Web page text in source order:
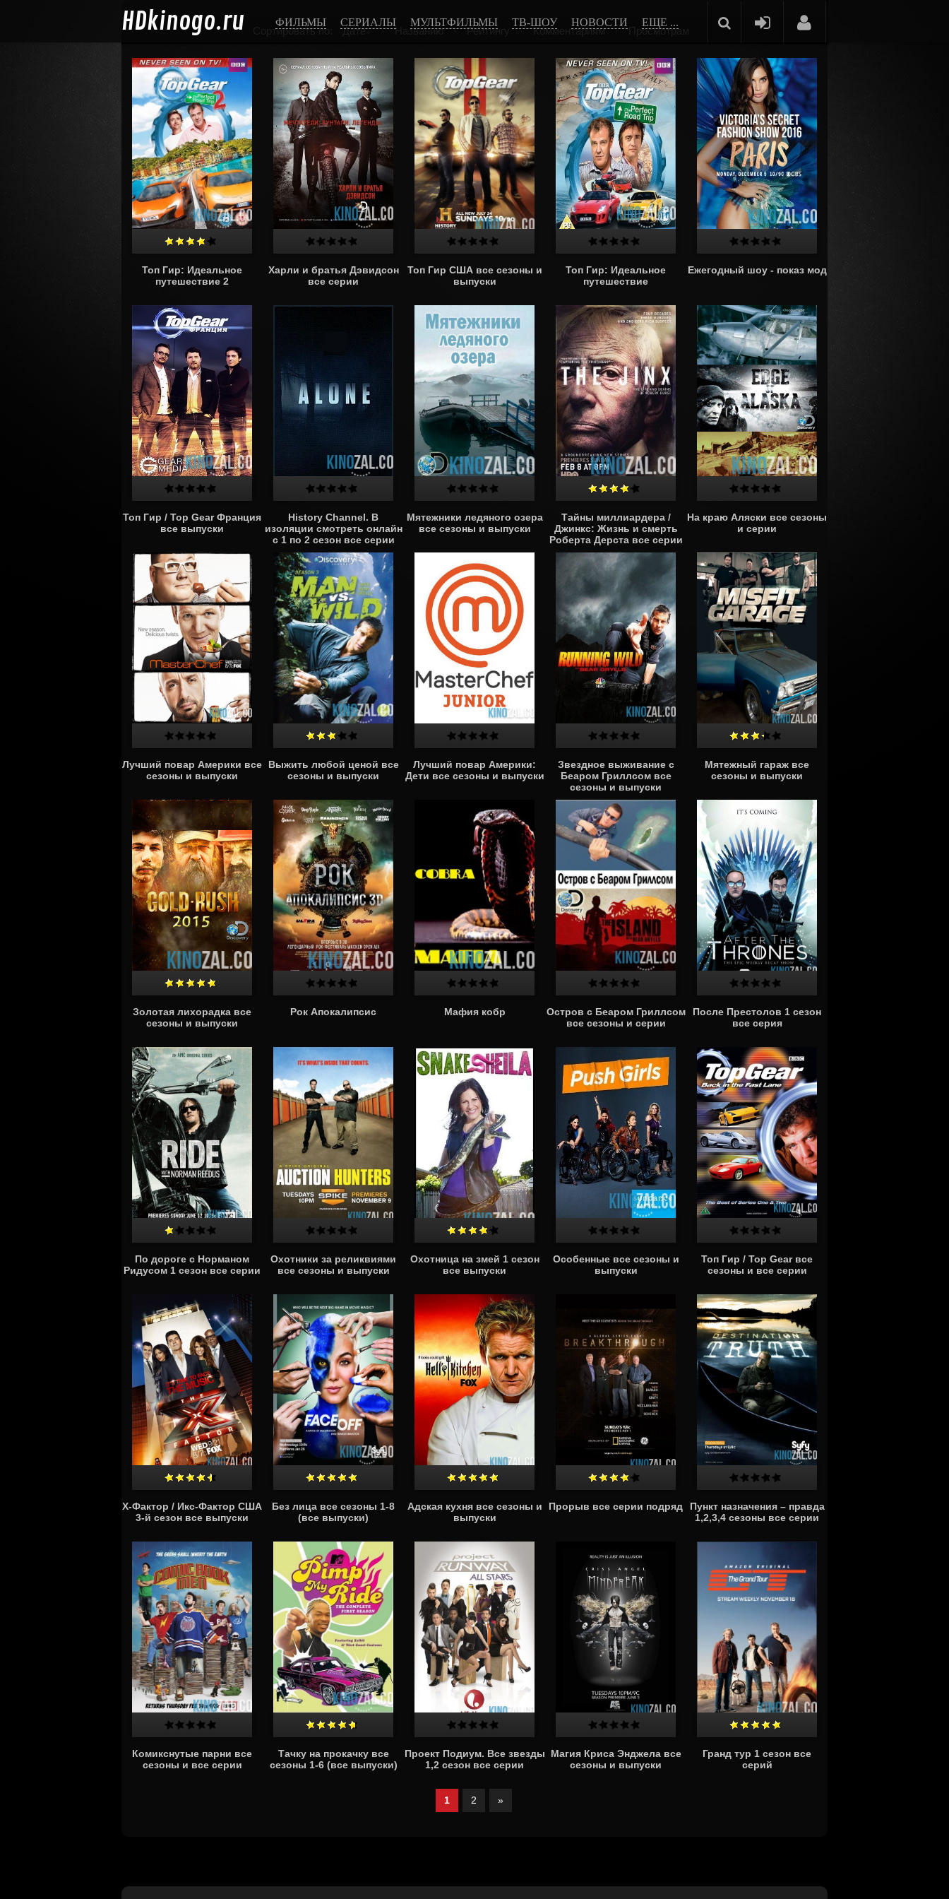
HDkinogo.ru ФИЛЬМЫ СЕРИАЛЫ МУЛЬТФИЛЬМЫ ТВ-ШОУ НОВОСТИ ЕЩЕ ...
Сортировать по: Дате · Названию · Рейтингу · Комментариям · Просмотрам
Топ Гир: Идеальное
путешествие 2
Харли и братья Дэвидсон
все серии
Топ Гир США все сезоны и
выпуски
Топ Гир: Идеальное
путешествие
Ежегодный шоу - показ мод
Топ Гир / Top Gear Франция
все выпуски
History Channel. В
изоляции смотреть онлайн
с 1 по 2 сезон все серии
Мятежники ледяного озера
все сезоны и выпуски
Тайны миллиардера /
Джинкс: Жизнь и смерть
Роберта Дерста все серии
На краю Аляски все сезоны
и серии
Лучший повар Америки все
сезоны и выпуски
Выжить любой ценой все
сезоны и выпуски
Лучший повар Америки:
Дети все сезоны и выпуски
Звездное выживание с
Беаром Гриллсом все
сезоны и выпуски
Мятежный гараж все
сезоны и выпуски
Золотая лихорадка все
сезоны и выпуски
Рок Апокалипсис Мафия кобр
Остров с Беаром Гриллсом
все сезоны и серии
После Престолов 1 сезон
все серия
По дороге с Норманом
Ридусом 1 сезон все серии
Охотники за реликвиями
все сезоны и выпуски
Охотница на змей 1 сезон
все выпуски
Особенные все сезоны и
выпуски
Топ Гир / Top Gear все
сезоны и все серии
X-Фактор / Икс-Фактор США
3-й сезон все выпуски
Без лица все сезоны 1-8
(все выпуски)
Адская кухня все сезоны и
выпуски
Прорыв все серии подряд
Пункт назначения – правда
1,2,3,4 сезоны все серии
Комикснутые парни все
сезоны и все серии
Тачку на прокачку все
сезоны 1-6 (все выпуски)
Проект Подиум. Все звезды
1,2 сезон все серии
Магия Криса Энджела все
сезоны и выпуски
Гранд тур 1 сезон все
серий
1 2 »